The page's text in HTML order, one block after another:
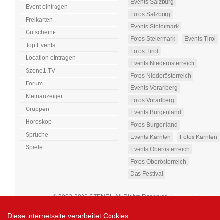
Diese Internetseite verarbeitet Cookies.
Event eintragen
Freikarten
Gutscheine
Top Events
Location eintragen
Szene1.TV
Forum
Kleinanzeiger
Gruppen
Horoskop
Sprüche
Spiele
Events Salzburg
Fotos Salzburg
Events Steiermark
Fotos Steiermark
Events Tirol
Fotos Tirol
Events Niederösterreich
Fotos Niederösterreich
Events Vorarlberg
Fotos Vorarlberg
Events Burgenland
Fotos Burgenland
Events Kärnten
Fotos Kärnten
Events Oberösterreich
Fotos Oberösterreich
Das Festival
© 2003-2026 SZENE1. All Rights Reserved|Cookie-